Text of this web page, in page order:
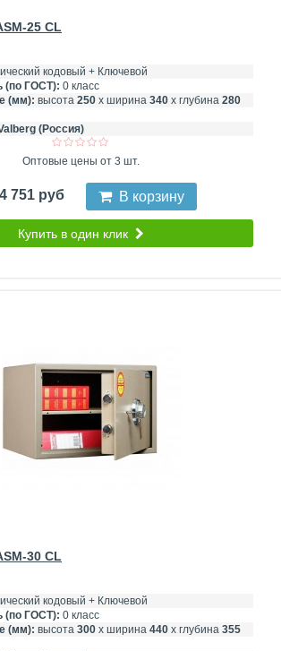
25 CL
кодовый + Ключевой
(по ГОСТ): 0 класс
(мм): высота 250 х ширина 340 х глубина 280
(Россия)
Оптовые цены от 3 шт.
751 руб В корзину
Купить в один клик
30 CL
кодовый + Ключевой
(по ГОСТ): 0 класс
(мм): высота 300 х ширина 440 х глубина 355